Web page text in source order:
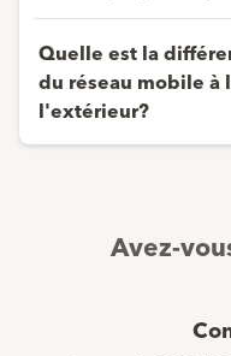
Quelle est la
du réseau mobile à
l'extérieur?
Avez-